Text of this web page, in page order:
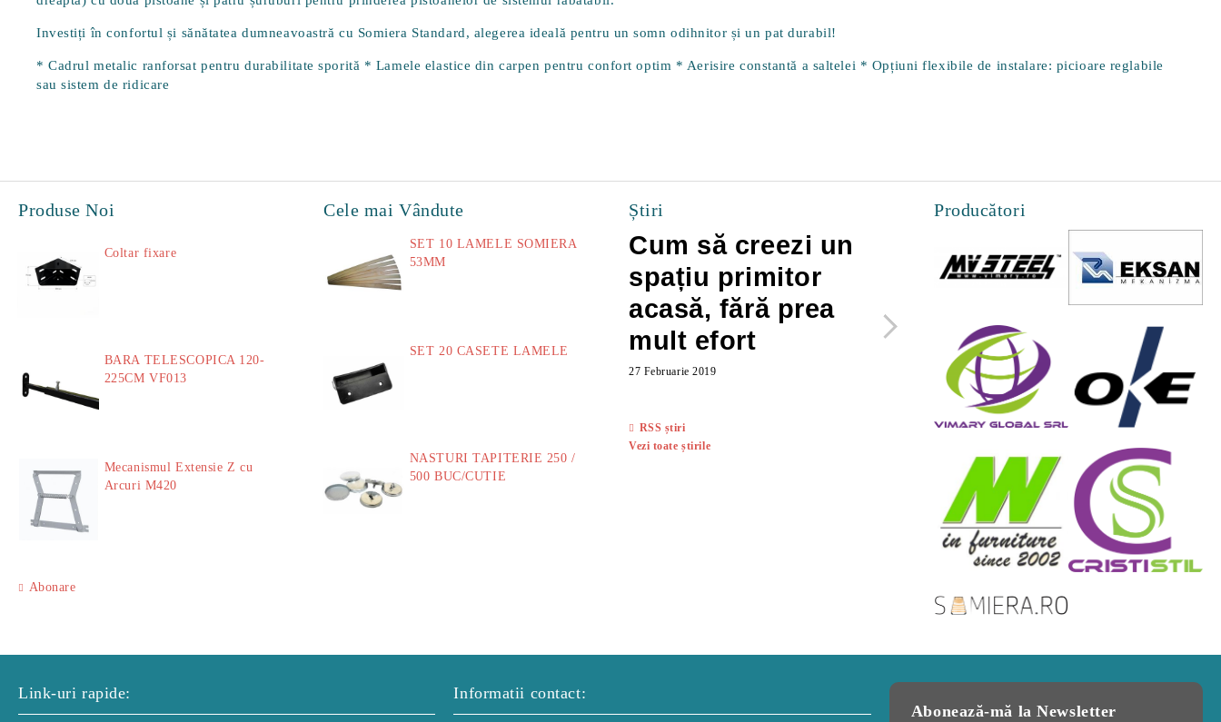
Investiți în confortul și sănătatea dumneavoastră cu Somiera Standard, alegerea ideală pentru un somn odihnitor și un pat durabil!
* Cadrul metalic ranforsat pentru durabilitate sporită * Lamele elastice din carpen pentru confort optim * Aerisire constantă a saltelei * Opțiuni flexibile de instalare: picioare reglabile
sau sistem de ridicare
Produse Noi
Coltar fixare
BARA TELESCOPICA 120-
225CM VF013
Mecanismul Extensie Z cu
Arcuri M420
Abonare
Cele mai Vândute
SET 10 LAMELE SOMIERA
53MM
SET 20 CASETE LAMELE
NASTURI TAPITERIE 250 /
500 BUC/CUTIE
Știri
Cum să creezi un
spațiu primitor
acasă, fără prea
mult efort
27 Februarie 2019
Cateva lucruri pe
care le poti face
pentru a maximiza
spatiul mic de
acasa
27 Februarie 2019
RSS știri
Vezi toate știrile
Producători
Link-uri rapide:
Informatii contact:
Abonează-mă la Newsletter